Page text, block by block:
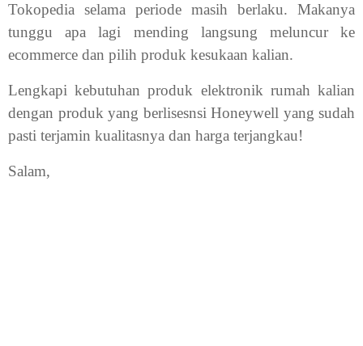
Tokopedia selama periode masih berlaku. Makanya
tunggu apa lagi mending langsung meluncur ke
ecommerce dan pilih produk kesukaan kalian.
Lengkapi kebutuhan produk elektronik rumah kalian
dengan produk yang berlisesnsi Honeywell yang sudah
pasti terjamin kualitasnya dan harga terjangkau!
Salam,